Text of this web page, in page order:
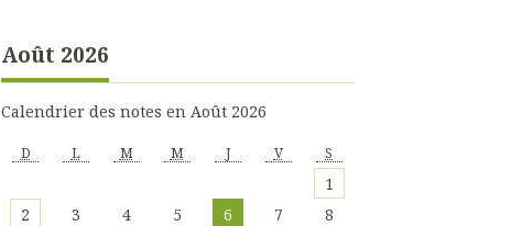
Août 2026
Calendrier des notes en Août 2026
D L M M J V S
1
2
3 4 5 6 7
8